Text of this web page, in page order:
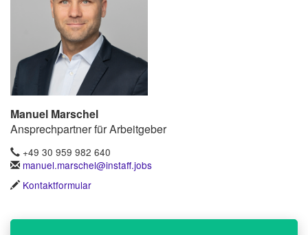
Manuel Marschel
Ansprechpartner für Arbeitgeber
+49 30 959 982 640
manuel.marschel@instaff.jobs
Kontaktformular